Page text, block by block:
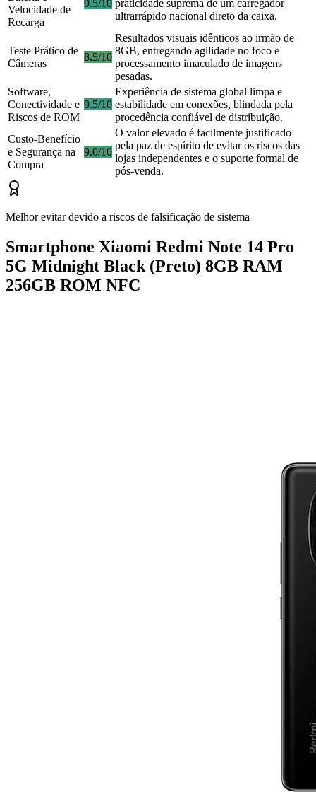
Velocidade de
Recarga
9.5/10 praticidade suprema de um carregador
ultrarrápido nacional direto da caixa.
Teste Prático de
Câmeras
8.5/10
Resultados visuais idênticos ao irmão de
8GB, entregando agilidade no foco e
processamento imaculado de imagens
pesadas.
Software,
Conectividade e
Riscos de ROM
9.5/10
Experiência de sistema global limpa e
estabilidade em conexões, blindada pela
procedência confiável de distribuição.
Custo-Benefício
e Segurança na
Compra
9.0/10
O valor elevado é facilmente justificado
pela paz de espírito de evitar os riscos das
lojas independentes e o suporte formal de
pós-venda.
Melhor evitar devido a riscos de falsificação de sistema
Smartphone Xiaomi Redmi Note 14 Pro
5G Midnight Black (Preto) 8GB RAM
256GB ROM NFC